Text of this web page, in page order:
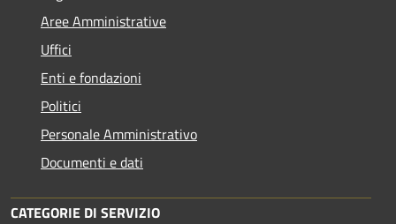
Aree Amministrative
Uffici
Enti e fondazioni
Politici
Personale Amministrativo
Documenti e dati
CATEGORIE DI SERVIZIO